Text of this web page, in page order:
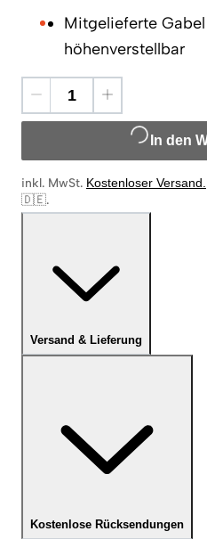
Mitgelieferte
höhenverstellbar
In den
inkl. MwSt. Kostenloser Versand.
🇩🇪.
Versand & Lieferung
Kostenlose Rücksendungen